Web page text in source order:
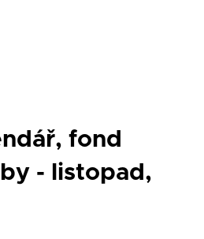
fond
- listopad,